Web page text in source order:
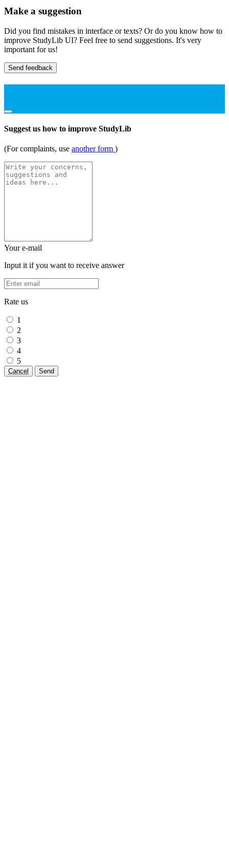
Make a suggestion
Did you find mistakes in interface or texts? Or do you know how to
improve StudyLib UI? Feel free to send suggestions. It's very
important for us!
Send feedback
Suggest us how to improve StudyLib
(For complaints, use another form )
Your e-mail
Input it if you want to receive answer
Rate us
1
2
3
4
5
Cancel Send